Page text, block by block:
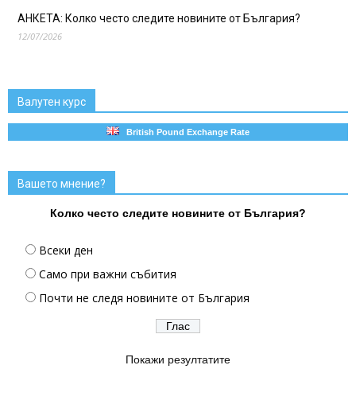
АНКЕТА: Колко често следите новините от България?
12/07/2026
Валутен курс
British Pound Exchange Rate
Вашето мнение?
Колко често следите новините от България?
Всеки ден
Само при важни събития
Почти не следя новините от България
Покажи резултатите